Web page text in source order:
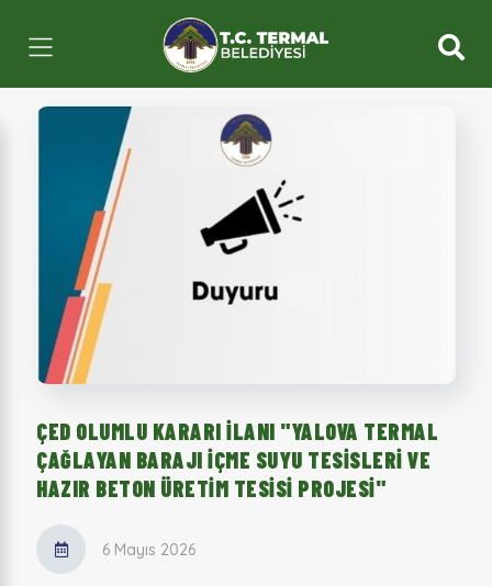
ÇED OLUMLU KARARI İLANI "YALOVA TERMAL
ÇAĞLAYAN BARAJI İÇME SUYU TESISLERI VE
HAZIR BETON ÜRETIM TESISI PROJESI"
6 Mayıs 2026